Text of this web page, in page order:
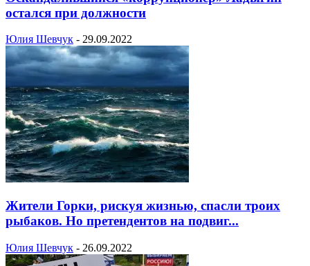
остался при должности
Юлия Шевчук - 29.09.2022
Жители Горки, рискуя жизнью, спасли троих
рыбаков. Но претендентов на подвиг...
Юлия Шевчук - 26.09.2022